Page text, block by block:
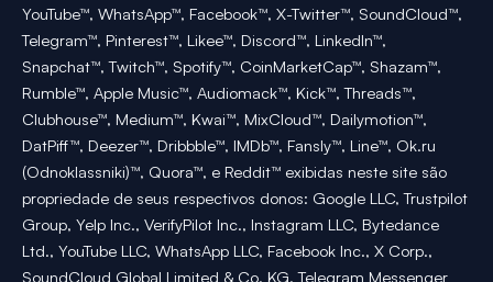
YouTube™, WhatsApp™, Facebook™, X-Twitter™, SoundCloud™,
Telegram™, Pinterest™, Likee™, Discord™, LinkedIn™,
Snapchat™, Twitch™, Spotify™, CoinMarketCap™, Shazam™,
Rumble™, Apple Music™, Audiomack™, Kick™, Threads™,
Clubhouse™, Medium™, Kwai™, MixCloud™, Dailymotion™,
DatPiff™, Deezer™, Dribbble™, IMDb™, Fansly™, Line™, Ok.ru
(Odnoklassniki)™, Quora™, e Reddit™ exibidas neste site são
propriedade de seus respectivos donos: Google LLC, Trustpilot
Group, Yelp Inc., VerifyPilot Inc., Instagram LLC, Bytedance
Ltd., YouTube LLC, WhatsApp LLC, Facebook Inc., X Corp.,
SoundCloud Global Limited & Co. KG, Telegram Messenger